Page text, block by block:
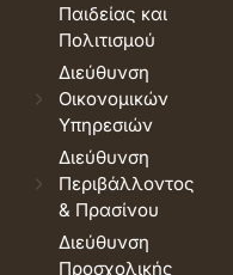
Παιδείας και
Πολιτισμού
Διεύθυνση
Οικονομικών
Υπηρεσιών
Διεύθυνση
Περιβάλλοντος
& Πρασίνου
Διεύθυνση
Προσχολικής